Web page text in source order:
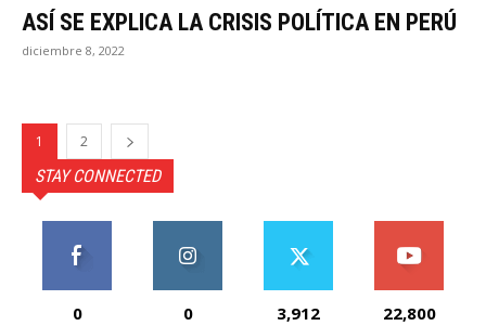
ASÍ SE EXPLICA LA CRISIS POLÍTICA EN PERÚ
diciembre 8, 2022
1 2
STAY CONNECTED
0 0 3,912 22,800